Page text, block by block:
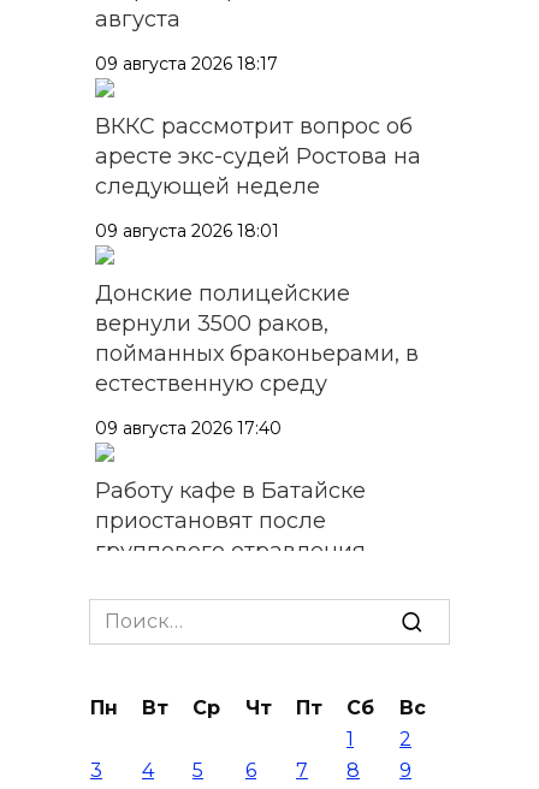
августа
09 августа 2026 18:17
ВККС рассмотрит вопрос об
аресте экс-судей Ростова на
следующей неделе
09 августа 2026 18:01
Донские полицейские
вернули 3500 раков,
пойманных браконьерами, в
естественную среду
09 августа 2026 17:40
Работу кафе в Батайске
приостановят после
группового отравления
09 августа 2026 17:24
Донбассе
09 августа 2026 16:55
Search
for:
Пн Вт Ср Чт Пт Сб
Вс
1
2
3
4 5 6 7 8
9